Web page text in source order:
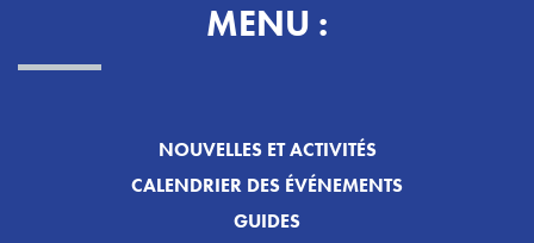
MENU :
NOUVELLES ET ACTIVITÉS
CALENDRIER DES ÉVÉNEMENTS
GUIDES